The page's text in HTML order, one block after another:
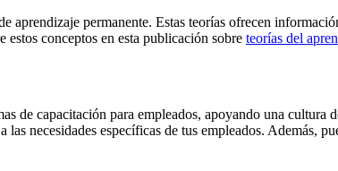
permanente. Estas teorías ofrecen
estos conceptos en esta publicación sobre teorías del
de capacitación para empleados, apoyando una cultura
necesidades específicas de tus empleados. Además,